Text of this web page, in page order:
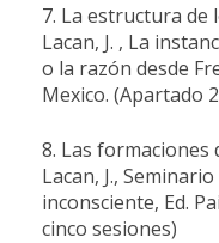
7. La estructura de
Lacan, J. , La
o la razón desde
Mexico. (Apartado
8. Las formaciones
Lacan, J.,
inconsciente, Ed.
cinco sesiones)